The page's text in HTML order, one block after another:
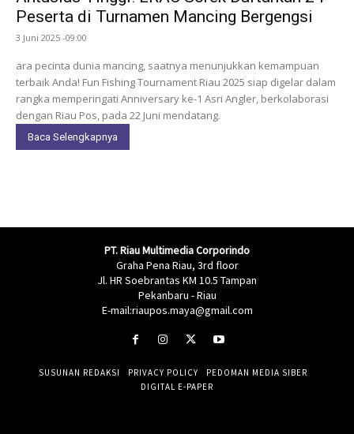
Peserta di Turnamen Mancing Bergengsi
3 Juni 2025 -09:00
ara pecinta dunia mancing, saatnya menunjukkan kemampuan
terbaik Anda! Fun Fishing Tournament Riau 2025 siap digelar dalam
rangka memperingati Anniversary ke-1 Asri Angler, berkolaborasi
dengan Riau Pos, pada 22 Juni mendatang.
Baca Selengkapnya
PT. Riau Multimedia Corporindo
Graha Pena Riau, 3rd floor
Jl. HR Soebrantas KM 10.5 Tampan
Pekanbaru - Riau
E-mail:riaupos.maya@gmail.com
SUSUNAN REDAKSI PRIVACY POLICY
PEDOMAN MEDIA SIBER
DIGITAL E-PAPER